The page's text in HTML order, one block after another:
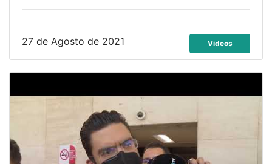
27 de Agosto de 2021 Videos